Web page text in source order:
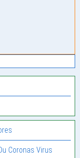
Coronas Virus